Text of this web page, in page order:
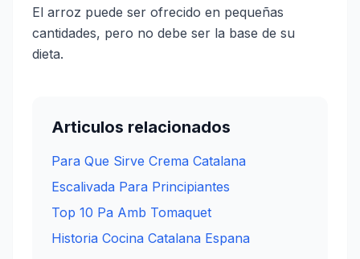
El arroz puede ser ofrecido en pequeñas
cantidades, pero no debe ser la base de su
dieta.
Articulos relacionados
Para Que Sirve Crema Catalana
Escalivada Para Principiantes
Top 10 Pa Amb Tomaquet
Historia Cocina Catalana Espana